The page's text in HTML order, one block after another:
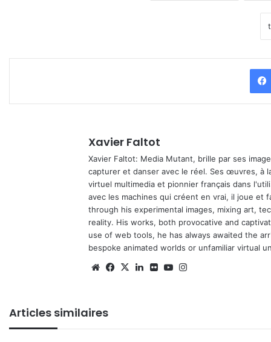
Xavier Faltot
Xavier Faltot: Media Mutant, brille par ses
capturer et danser avec le réel. Ses œuvres, à
virtuel multimedia et pionnier français dans
avec les machines qui créent en vrai, il joue et
through his experimental images, mixing art,
reality. His works, both provocative and
use of web tools, he has always awaited the
bespoke animated worlds or unfamiliar virtual
We Fa
X
Lin Fli Yo
Articles similaires